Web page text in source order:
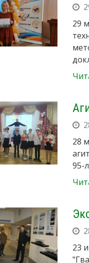
29
28
95-
23